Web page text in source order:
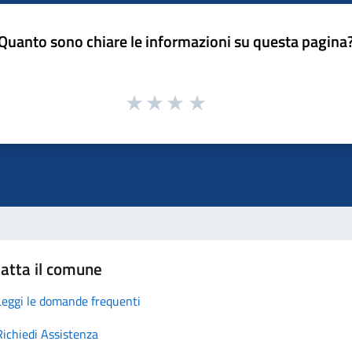
sono chiare le informazioni su questa
il comune
le domande frequenti
Assistenza